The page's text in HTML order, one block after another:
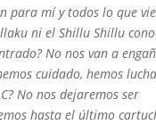
para mí y todos lo que
ni el Shillu Shillu
No nos van a
cuidado, hemos
No nos dejaremos ser
hasta el último